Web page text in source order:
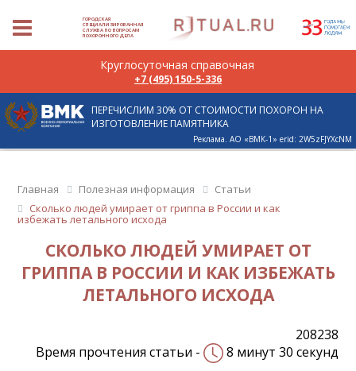
ГОРОДСКАЯ
СПЕЦИАЛИЗИРОВАННАЯ
СЛУЖБА ПО ВОПРОСАМ
ПОХОРОННОГО ДЕЛА
ПЕРЕЧИСЛИМ 30% ОТ СТОИМОСТИ ПОХОРОН НА
ИЗГОТОВЛЕНИЕ ПАМЯТНИКА
Реклама. АО «ВМК-1» erid: 2W5zFJYXcNM
Главная Полезная информация
Статьи
Сколько людей умирает от гриппа в России и как
избежать летального исхода
СКОЛЬКО ЛЮДЕЙ УМИРАЕТ ОТ
ГРИППА В РОССИИ И КАК ИЗБЕЖАТЬ
ЛЕТАЛЬНОГО ИСХОДА
208238
Время прочтения статьи -
8 минут 30 секунд
Круглосуточная справочная
+7 (495) 150-5-336